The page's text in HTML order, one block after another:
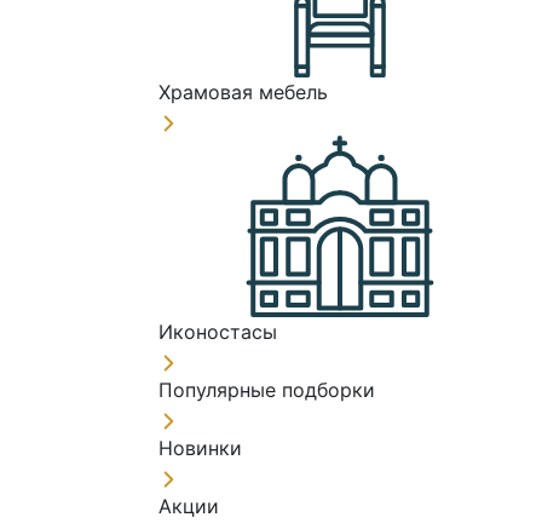
Храмовая мебель
Иконостасы
Популярные подборки
Новинки
Акции